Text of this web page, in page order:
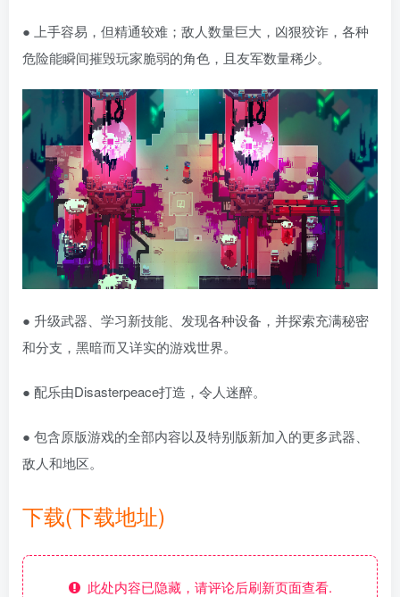
● 上手容易，但精通较难；敌人数量巨大，凶狠狡诈，各种
危险能瞬间摧毁玩家脆弱的角色，且友军数量稀少。
● 升级武器、学习新技能、发现各种设备，并探索充满秘密
和分支，黑暗而又详实的游戏世界。
● 配乐由Disasterpeace打造，令人迷醉。
● 包含原版游戏的全部内容以及特别版新加入的更多武器、
敌人和地区。
下载(下载地址)
此处内容已隐藏，请评论后刷新页面查看.